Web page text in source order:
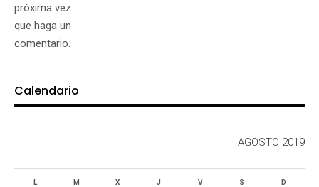
próxima vez
que haga un
comentario.
Calendario
AGOSTO 2019
L M X J V S D